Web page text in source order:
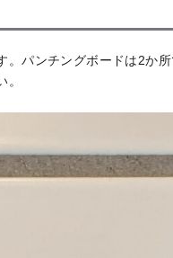
パンチングボードは2か